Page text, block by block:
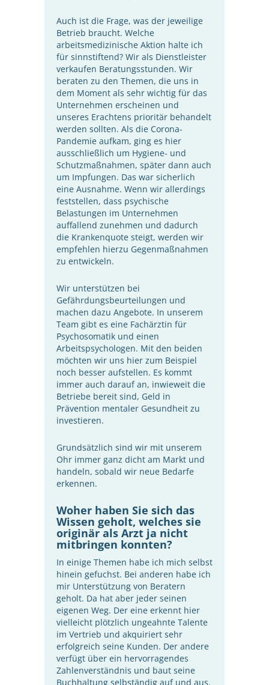
Auch ist die Frage, was der jeweilige
Betrieb braucht. Welche
arbeitsmedizinische Aktion halte ich
für sinnstiftend? Wir als Dienstleister
verkaufen Beratungsstunden. Wir
beraten zu den Themen, die uns in
dem Moment als sehr wichtig für das
Unternehmen erscheinen und
unseres Erachtens prioritär behandelt
werden sollten. Als die Corona-
Pandemie aufkam, ging es hier
ausschließlich um Hygiene- und
Schutzmaßnahmen, später dann auch
um Impfungen. Das war sicherlich
eine Ausnahme. Wenn wir allerdings
feststellen, dass psychische
Belastungen im Unternehmen
auffallend zunehmen und dadurch
die Krankenquote steigt, werden wir
empfehlen hierzu Gegenmaßnahmen
zu entwickeln.
Wir unterstützen bei
Gefährdungsbeurteilungen und
machen dazu Angebote. In unserem
Team gibt es eine Fachärztin für
Psychosomatik und einen
Arbeitspsychologen. Mit den beiden
möchten wir uns hier zum Beispiel
noch besser aufstellen. Es kommt
immer auch darauf an, inwieweit die
Betriebe bereit sind, Geld in
Prävention mentaler Gesundheit zu
investieren.
Grundsätzlich sind wir mit unserem
Ohr immer ganz dicht am Markt und
handeln, sobald wir neue Bedarfe
erkennen.
Woher haben Sie sich das
Wissen geholt, welches sie
originär als Arzt ja nicht
mitbringen konnten?
In einige Themen habe ich mich selbst
hinein gefuchst. Bei anderen habe ich
mir Unterstützung von Beratern
geholt. Da hat aber jeder seinen
eigenen Weg. Der eine erkennt hier
vielleicht plötzlich ungeahnte Talente
im Vertrieb und akquiriert sehr
erfolgreich seine Kunden. Der andere
verfügt über ein hervorragendes
Zahlenverständnis und baut seine
Buchhaltung selbständig auf und aus.